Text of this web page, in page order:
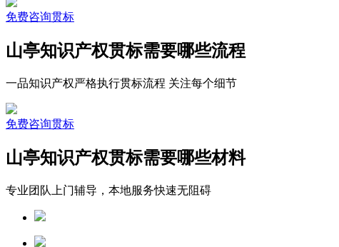
免费咨询贯标
山亭知识产权贯标需要哪些流程
一品知识产权严格执行贯标流程 关注每个细节
免费咨询贯标
山亭知识产权贯标需要哪些材料
专业团队上门辅导，本地服务快速无阻碍